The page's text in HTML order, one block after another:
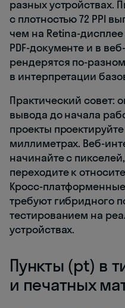
разных устройствах.
с плотностью 72 PPI
чем на Retina-дисплее
PDF-документе и в
рендерятся по-
в интерпретации
Практический совет:
вывода до начала
проекты
миллиметрах. Веб-
начинайте с
переходите к
Кросс-
требуют гибридного
тестированием на
устройствах.
Пункты (pt) в
и печатных